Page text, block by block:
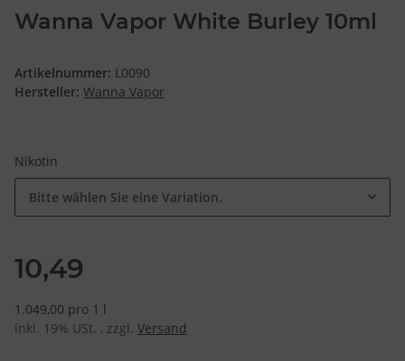
Wanna Vapor White Burley 10ml
Artikelnummer: L0090
Hersteller: Wanna Vapor
Nikotin
Bitte wählen Sie eine Variation.
10,49
1.049,00 pro 1 l
inkl. 19% USt. , zzgl. Versand